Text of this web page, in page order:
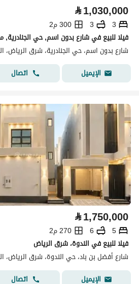
⃁1,030,000
3
3
300 م2
شارع بدون اسم، حي الجنادرية، شرق الرياض،
الإيميل
اتصال
⃁1,750,000
5
6
270 م2
فيلا للبيع في الندوة، شرق الرياض
شارع أفضل بن باد، حي الندوة، شرق الرياض،
الإيميل
اتصال